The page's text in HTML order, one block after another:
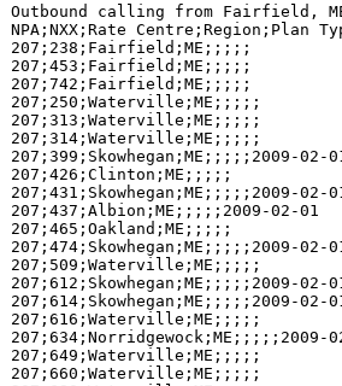
Outbound calling from Fairfield,
NPA;NXX;Rate
207;238;Fairfield;ME;;;;;
207;453;Fairfield;ME;;;;;
207;742;Fairfield;ME;;;;;
207;250;Waterville;ME;;;;;
207;313;Waterville;ME;;;;;
207;314;Waterville;ME;;;;;
207;399;Skowhegan;ME;;;;;2009-02-
207;426;Clinton;ME;;;;;
207;431;Skowhegan;ME;;;;;2009-02-
207;437;Albion;ME;;;;;2009-02-01
207;465;Oakland;ME;;;;;
207;474;Skowhegan;ME;;;;;2009-02-
207;509;Waterville;ME;;;;;
207;612;Skowhegan;ME;;;;;2009-02-
207;614;Skowhegan;ME;;;;;2009-02-
207;616;Waterville;ME;;;;;
207;634;Norridgewock;ME;;;;;2009-
207;649;Waterville;ME;;;;;
207;660;Waterville;ME;;;;;